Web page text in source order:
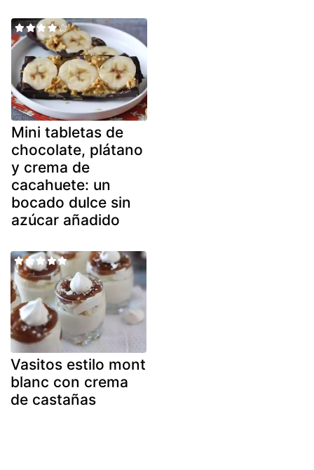
Mini tabletas de
chocolate, plátano
y crema de
cacahuete: un
bocado dulce sin
azúcar añadido
Vasitos estilo mont
blanc con crema
de castañas